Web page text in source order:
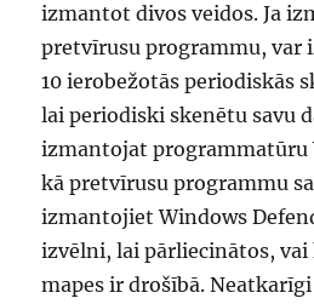
izmantot divos veidos. Ja
pretvīrusu programmu, var
10 ierobežotās periodiskās
lai periodiski skenētu savu
izmantojat programmatūru
kā pretvīrusu programmu
izmantojiet Windows
izvēlni, lai pārliecinātos,
mapes ir drošībā.